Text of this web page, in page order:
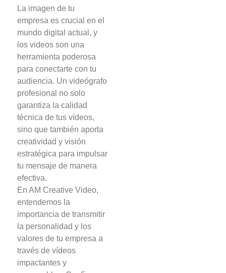
La imagen de tu
empresa es crucial en el
mundo digital actual, y
los videos son una
herramienta poderosa
para conectarte con tu
audiencia. Un videógrafo
profesional no solo
garantiza la calidad
técnica de tus vídeos,
sino que también aporta
creatividad y visión
estratégica para impulsar
tu mensaje de manera
efectiva.
En AM Creative Video,
entendemos la
importancia de transmitir
la personalidad y los
valores de tu empresa a
través de vídeos
impactantes y